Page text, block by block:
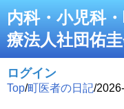
内科・小児科
療法人社団佑
ログイン
Top/町医者の日記/